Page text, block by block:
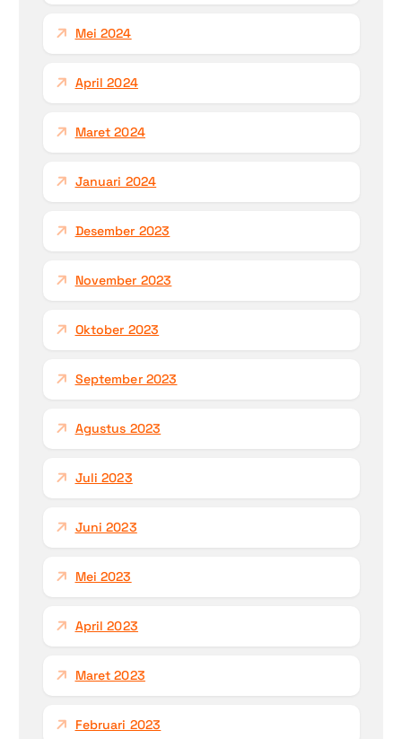
Mei 2024
April 2024
Maret 2024
Januari 2024
Desember 2023
November 2023
Oktober 2023
September 2023
Agustus 2023
Juli 2023
Juni 2023
Mei 2023
April 2023
Maret 2023
Februari 2023